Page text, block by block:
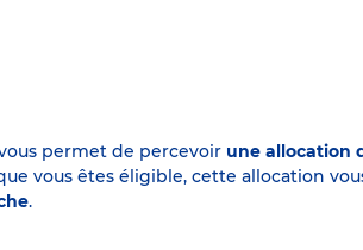
permet de percevoir une allocation
vous êtes éligible, cette allocation
.